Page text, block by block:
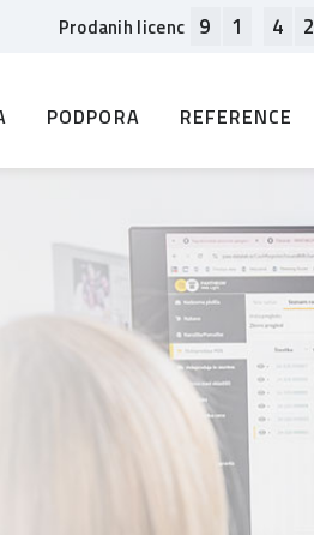
Prodanih licenc 9 1 4 2
PODPORA REFERENCE